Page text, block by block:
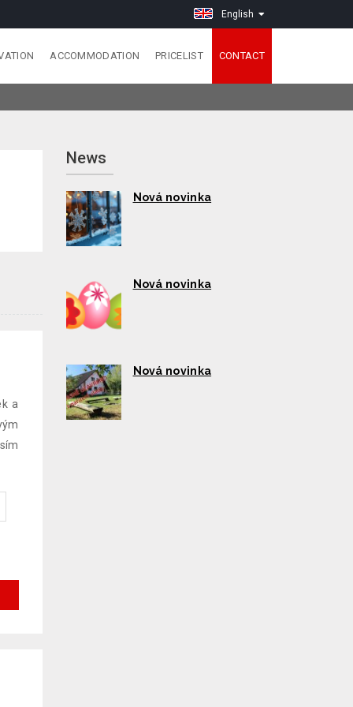
English
ACCOMMODATION PRICELIST CONTACT
a
News
Nová novinka
Nová novinka
Nová novinka